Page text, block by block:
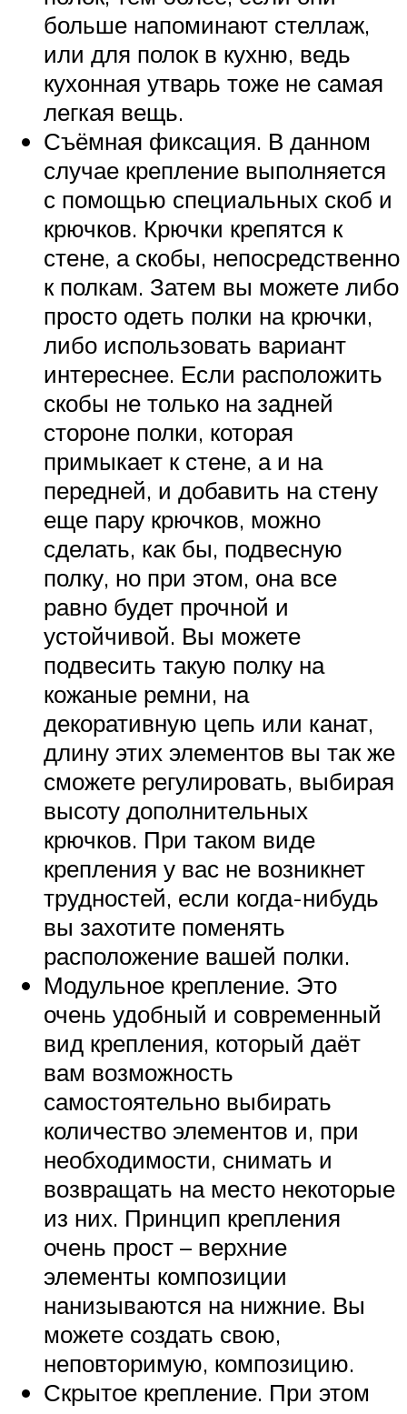
больше напоминают стеллаж,
или для полок в кухню, ведь
кухонная утварь тоже не самая
легкая вещь.
Съёмная фиксация. В данном
случае крепление выполняется
с помощью специальных скоб и
крючков. Крючки крепятся к
стене, а скобы, непосредственно
к полкам. Затем вы можете либо
просто одеть полки на крючки,
либо использовать вариант
интереснее. Если расположить
скобы не только на задней
стороне полки, которая
примыкает к стене, а и на
передней, и добавить на стену
еще пару крючков, можно
сделать, как бы, подвесную
полку, но при этом, она все
равно будет прочной и
устойчивой. Вы можете
подвесить такую полку на
кожаные ремни, на
декоративную цепь или канат,
длину этих элементов вы так же
сможете регулировать, выбирая
высоту дополнительных
крючков. При таком виде
крепления у вас не возникнет
трудностей, если когда-нибудь
вы захотите поменять
расположение вашей полки.
Модульное крепление. Это
очень удобный и современный
вид крепления, который даёт
вам возможность
самостоятельно выбирать
количество элементов и, при
необходимости, снимать и
возвращать на место некоторые
из них. Принцип крепления
очень прост – верхние
элементы композиции
нанизываются на нижние. Вы
можете создать свою,
неповторимую, композицию.
Скрытое крепление. При этом